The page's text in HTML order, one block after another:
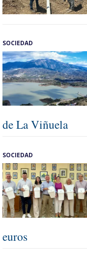
SOCIEDAD
de La Viñuela
SOCIEDAD
euros